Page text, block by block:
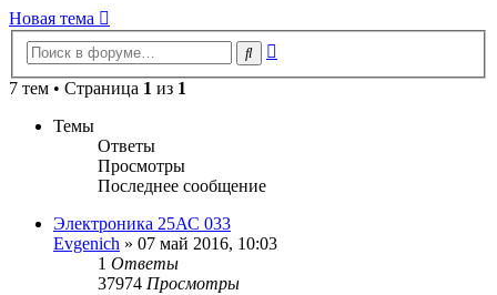
Новая тема
Поиск
7 тем • Страница 1 из 1
Темы
Ответы
Просмотры
Последнее сообщение
Электроника 25АС 033
Evgenich » 07 май 2016, 10:03
1 Ответы
37974 Просмотры